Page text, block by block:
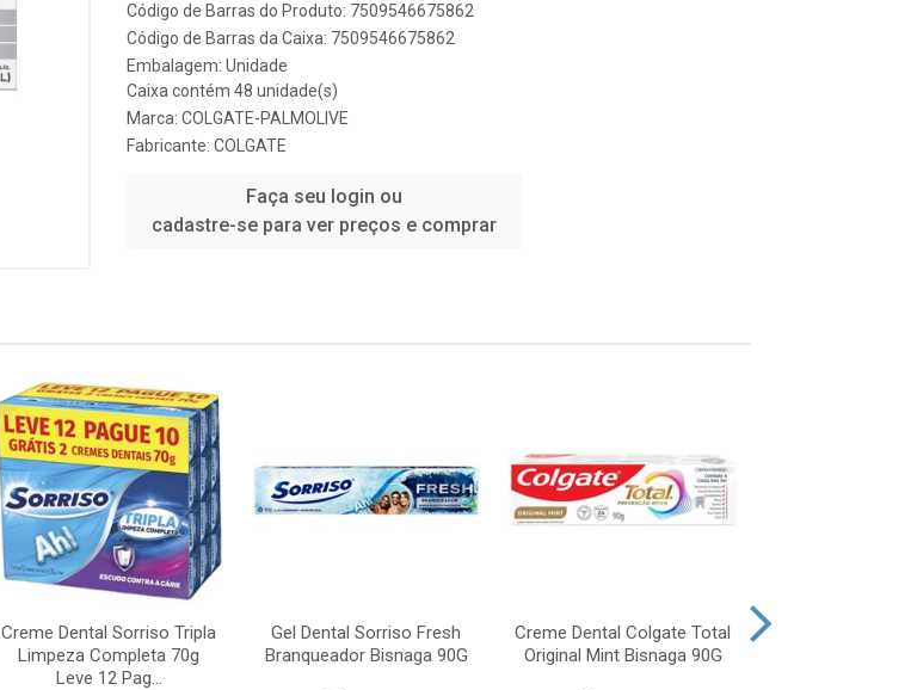
Código de Barras do Produto: 7509546675862
Código de Barras da Caixa: 7509546675862
Embalagem: Unidade
Caixa contém 48 unidade(s)
Marca: COLGATE-PALMOLIVE
Fabricante: COLGATE
Faça seu login ou
cadastre-se para ver preços e comprar
Creme Dental Sorriso Tripla
Limpeza Completa 70g
Leve 12 Pag...
Gel Dental Sorriso Fresh
Branqueador Bisnaga 90G
Creme Dental Colgate Total
Original Mint Bisnaga 90G